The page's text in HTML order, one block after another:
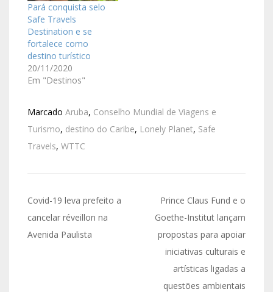
Pará conquista selo
Safe Travels
Destination e se
fortalece como
destino turístico
20/11/2020
Em "Destinos"
Marcado Aruba, Conselho Mundial de Viagens e
Turismo, destino do Caribe, Lonely Planet, Safe
Travels, WTTC
Covid-19 leva prefeito a
cancelar réveillon na
Avenida Paulista
Prince Claus Fund e o
Goethe-Institut lançam
propostas para apoiar
iniciativas culturais e
artísticas ligadas a
questões ambientais